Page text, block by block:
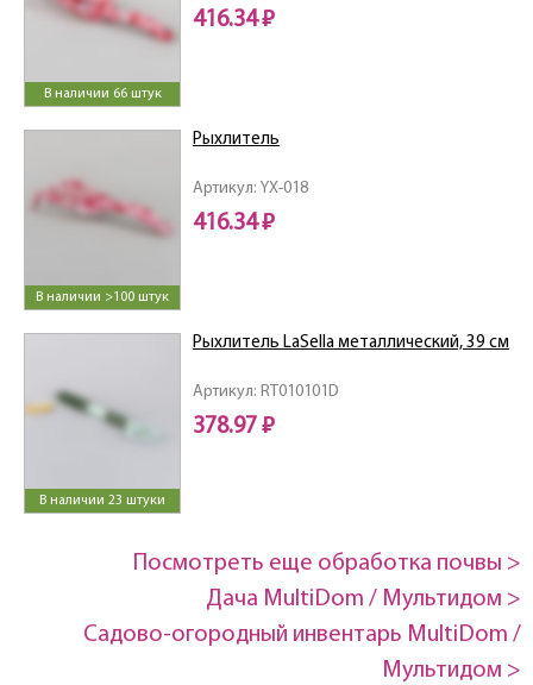
В наличии 66 штук
416.34 ₽
В наличии >100 штук
Артикул: YX-018
Рыхлитель
416.34 ₽
В наличии 23 штуки
Артикул: RT010101D
Рыхлитель LaSella металлический, 39 см
378.97 ₽
Посмотреть еще обработка почвы >
Дача MultiDom / Мультидом >
Садово-огородный инвентарь MultiDom /
Мультидом >